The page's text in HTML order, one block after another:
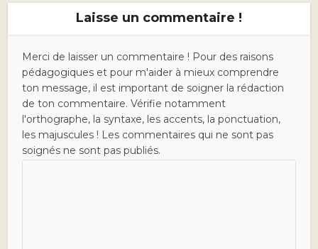
Laisse un commentaire !
Merci de laisser un commentaire ! Pour des raisons
pédagogiques et pour m'aider à mieux comprendre
ton message, il est important de soigner la rédaction
de ton commentaire. Vérifie notamment
l'orthographe, la syntaxe, les accents, la ponctuation,
les majuscules ! Les commentaires qui ne sont pas
soignés ne sont pas publiés.